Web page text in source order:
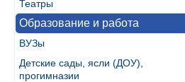
Театры
Образование и работа
ВУЗы
Детские сады, ясли (ДОУ),
прогимназии